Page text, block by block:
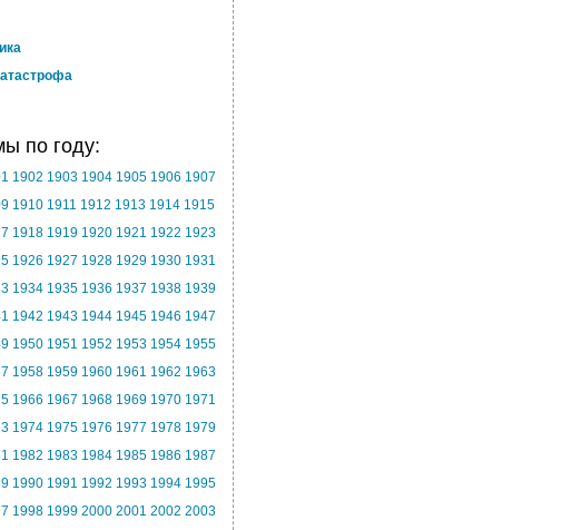
по году:
1902 1903 1904 1905 1906 1907
1910 1911 1912 1913 1914 1915
1918 1919 1920 1921 1922 1923
1926 1927 1928 1929 1930 1931
1934 1935 1936 1937 1938 1939
1942 1943 1944 1945 1946 1947
1950 1951 1952 1953 1954 1955
1958 1959 1960 1961 1962 1963
1966 1967 1968 1969 1970 1971
1974 1975 1976 1977 1978 1979
1982 1983 1984 1985 1986 1987
1990 1991 1992 1993 1994 1995
1998 1999 2000 2001 2002 2003